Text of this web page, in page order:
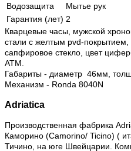
Водозащита
Мытье рук
Гарантия (лет) 2
Кварцевые часы, мужской
стали c желтым pvd-покрытием,
сапфировое стекло, цвет
АТМ.
Габариты - диаметр 46мм,
Механизм - Ronda 8040N
Adriatica
Производственная фабрика
Каморино (Camorino/ Ticino) (
Тичино, на юге Швейцарии.